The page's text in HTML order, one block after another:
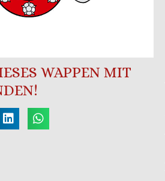
WAPPEN MIT